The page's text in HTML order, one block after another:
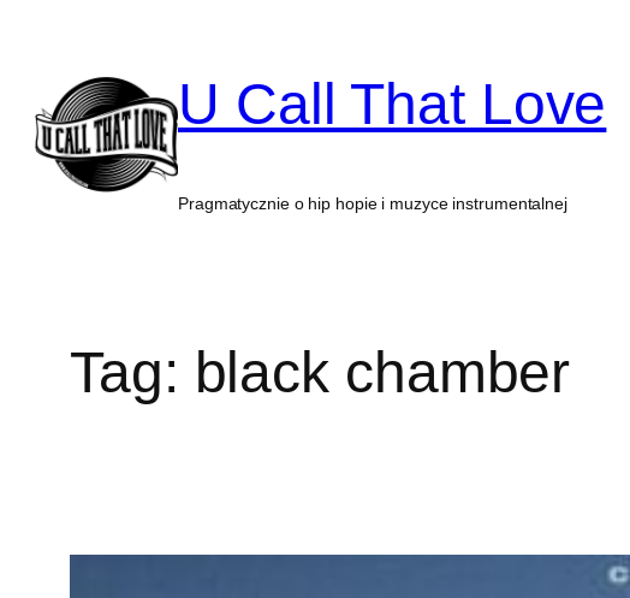
treści
U Call That Love
Pragmatycznie o hip hopie i muzyce instrumentalnej
Tag: black chamber